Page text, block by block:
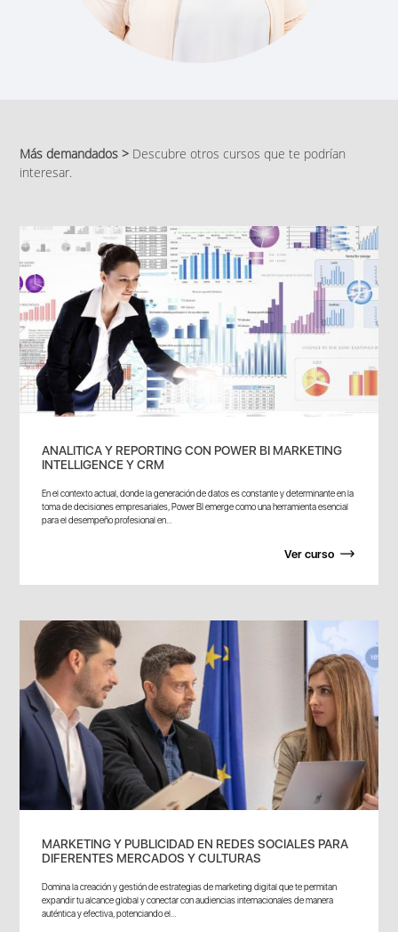
Más demandados > Descubre otros cursos que te podrían
interesar.
ANALITICA Y REPORTING CON POWER BI MARKETING
INTELLIGENCE Y CRM
En el contexto actual, donde la generación de datos es constante y determinante en la
toma de decisiones empresariales, Power BI emerge como una herramienta esencial
para el desempeño profesional en...
Ver curso
MARKETING Y PUBLICIDAD EN REDES SOCIALES PARA
DIFERENTES MERCADOS Y CULTURAS
Domina la creación y gestión de estrategias de marketing digital que te permitan
expandir tu alcance global y conectar con audiencias internacionales de manera
auténtica y efectiva, potenciando el...